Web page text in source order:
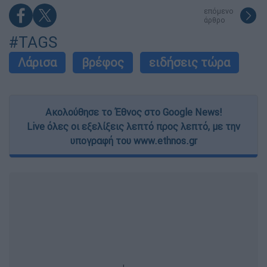
επόμενο
άρθρο
#TAGS
Λάρισα βρέφος ειδήσεις τώρα
Ακολούθησε το Έθνος στο Google News!
Live όλες οι εξελίξεις λεπτό προς λεπτό, με την
υπογραφή του www.ethnos.gr